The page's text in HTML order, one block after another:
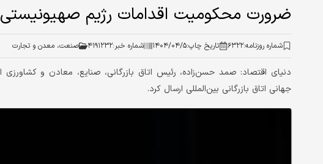
ضرورت محکومیت اقدامات رژیم صهیونیستی
شماره روزنامه:۶۳۲۲ تاریخ چاپ:۱۴۰۴/۰۴/۵ شماره خبر:۴۱۹۱۲۳۲ صنعت، معدن و تجارت
جهانی اتاق بازرگانی بین‌المللی ارسال کرد.